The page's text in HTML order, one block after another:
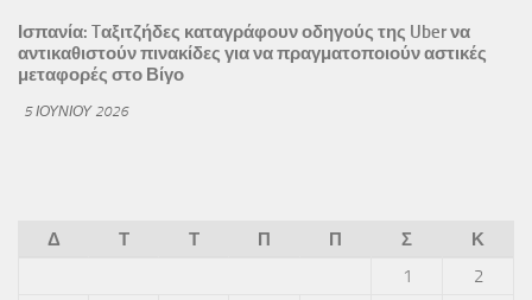
Ισπανία: Tαξιτζήδες καταγράφουν οδηγούς της Uber να
αντικαθιστούν πινακίδες για να πραγματοποιούν αστικές
μεταφορές στο Βίγο
5 ΙΟΥΝΊΟΥ 2026
Δ Τ Τ Π Π Σ
Κ
1
2